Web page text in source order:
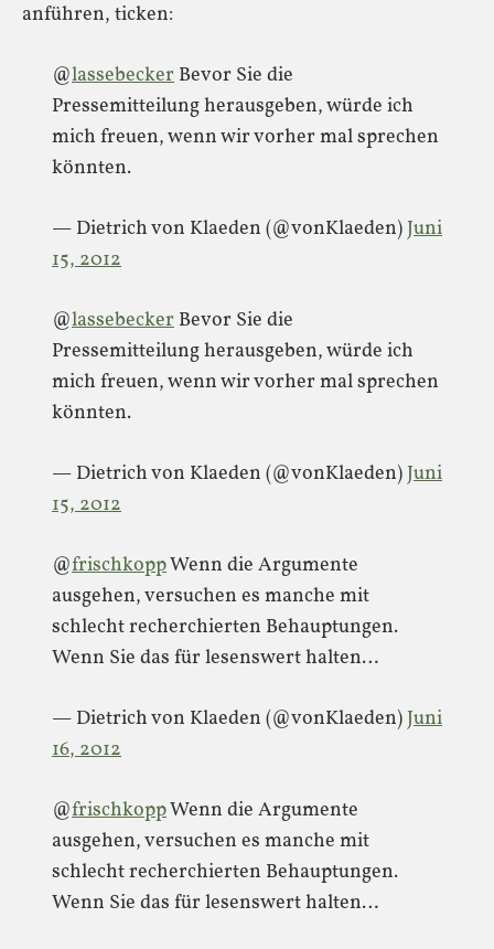
anführen, ticken:
@lassebecker Bevor Sie die
Pressemitteilung herausgeben, würde ich
mich freuen, wenn wir vorher mal sprechen
könnten.
— Dietrich von Klaeden (@vonKlaeden) Juni
15, 2012
@lassebecker Bevor Sie die
Pressemitteilung herausgeben, würde ich
mich freuen, wenn wir vorher mal sprechen
könnten.
— Dietrich von Klaeden (@vonKlaeden) Juni
15, 2012
@frischkoppWenn die Argumente
ausgehen, versuchen es manche mit
schlecht recherchierten Behauptungen.
Wenn Sie das für lesenswert halten…
— Dietrich von Klaeden (@vonKlaeden) Juni
16, 2012
@frischkoppWenn die Argumente
ausgehen, versuchen es manche mit
schlecht recherchierten Behauptungen.
Wenn Sie das für lesenswert halten…